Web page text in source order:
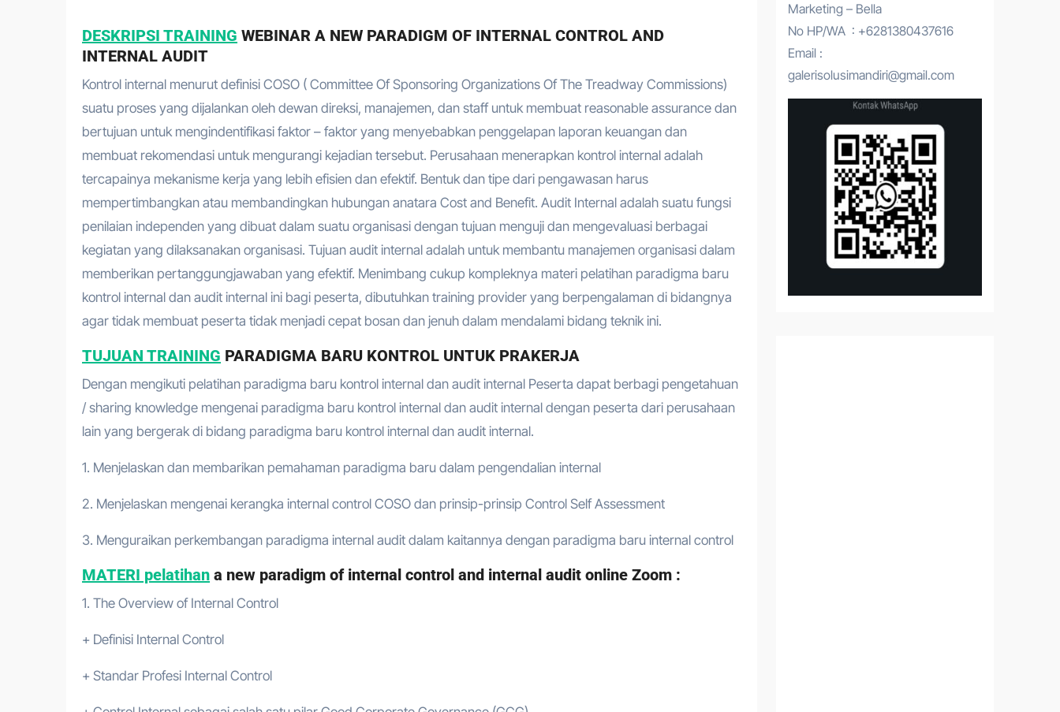
DESKRIPSI TRAINING WEBINAR A NEW PARADIGM OF INTERNAL CONTROL AND
INTERNAL AUDIT
Kontrol internal menurut definisi COSO ( Committee Of Sponsoring Organizations Of The Treadway Commissions)
suatu proses yang dijalankan oleh dewan direksi, manajemen, dan staff untuk membuat reasonable assurance dan
bertujuan untuk mengindentifikasi faktor – faktor yang menyebabkan penggelapan laporan keuangan dan
membuat rekomendasi untuk mengurangi kejadian tersebut. Perusahaan menerapkan kontrol internal adalah
tercapainya mekanisme kerja yang lebih efisien dan efektif. Bentuk dan tipe dari pengawasan harus
mempertimbangkan atau membandingkan hubungan anatara Cost and Benefit. Audit Internal adalah suatu fungsi
penilaian independen yang dibuat dalam suatu organisasi dengan tujuan menguji dan mengevaluasi berbagai
kegiatan yang dilaksanakan organisasi. Tujuan audit internal adalah untuk membantu manajemen organisasi dalam
memberikan pertanggungjawaban yang efektif. Menimbang cukup kompleknya materi pelatihan paradigma baru
kontrol internal dan audit internal ini bagi peserta, dibutuhkan training provider yang berpengalaman di bidangnya
agar tidak membuat peserta tidak menjadi cepat bosan dan jenuh dalam mendalami bidang teknik ini.
TUJUAN TRAINING PARADIGMA BARU KONTROL UNTUK PRAKERJA
Dengan mengikuti pelatihan paradigma baru kontrol internal dan audit internal Peserta dapat berbagi pengetahuan
/ sharing knowledge mengenai paradigma baru kontrol internal dan audit internal dengan peserta dari perusahaan
lain yang bergerak di bidang paradigma baru kontrol internal dan audit internal.
1. Menjelaskan dan membarikan pemahaman paradigma baru dalam pengendalian internal
2. Menjelaskan mengenai kerangka internal control COSO dan prinsip-prinsip Control Self Assessment
3. Menguraikan perkembangan paradigma internal audit dalam kaitannya dengan paradigma baru internal control
MATERI pelatihan a new paradigm of internal control and internal audit online Zoom :
1. The Overview of Internal Control
+ Definisi Internal Control
+ Standar Profesi Internal Control
Marketing – Bella
No HP/WA : +6281380437616
Email :
galerisolusimandiri@gmail.com